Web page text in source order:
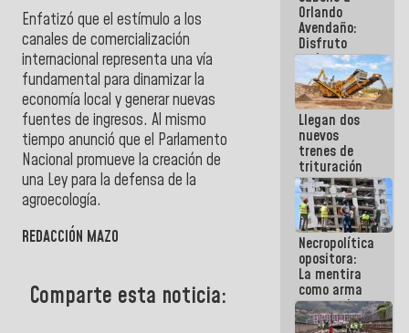
Enfatizó que el estímulo a los
canales de comercialización
internacional representa una vía
fundamental para dinamizar la
economía local y generar nuevas
fuentes de ingresos. Al mismo
tiempo anunció que el Parlamento
Nacional promueve la creación de
una Ley para la defensa de la
agroecología.
REDACCIÓN MAZO
Comparte esta noticia:
Orlando
Avendaño:
Disfruto
cada vez
que escribes
porque lo
que haces
es
embarrarla
Llegan dos
nuevos
trenes de
trituración
para
optimizar
manejo de
escombros
en La Guaira
Necropolítica
opositora:
La mentira
como arma
contra el
Pueblo